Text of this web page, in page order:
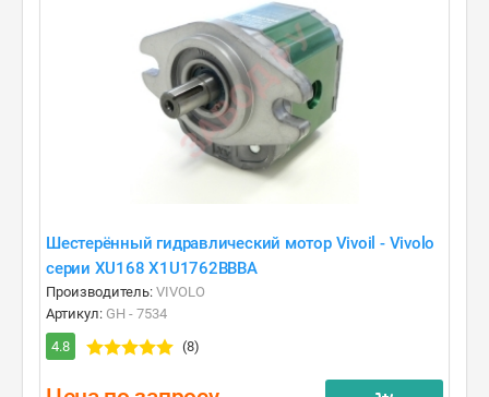
Шестерённый гидравлический мотор Vivoil - Vivolo
серии XU168 X1U1762BBBA
Производитель: VIVOLO
Артикул: GH - 7534
4.8
(8)